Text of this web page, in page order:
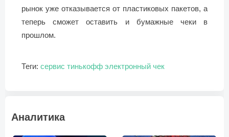
рынок уже отказывается от пластиковых пакетов, а
теперь сможет оставить и бумажные чеки в
прошлом.
Теги: сервис тинькофф электронный чек
Аналитика